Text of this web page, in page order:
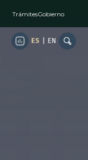
TrámitesGobierno
ES EN